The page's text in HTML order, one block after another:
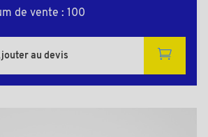
de vente : 100
au devis